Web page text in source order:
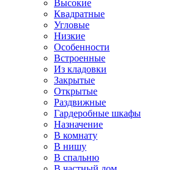
Высокие
Квадратные
Угловые
Низкие
Особенности
Встроенные
Из кладовки
Закрытые
Открытые
Раздвижные
Гардеробные шкафы
Назначение
В комнату
В нишу
В спальню